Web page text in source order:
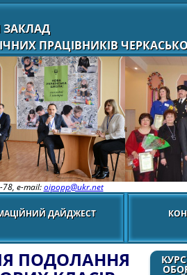
ПРАЦІВНИКІВ
78, e-mail:oipopp@ukr.net
ДАЙДЖЕСТ
ПОДОЛАННЯ